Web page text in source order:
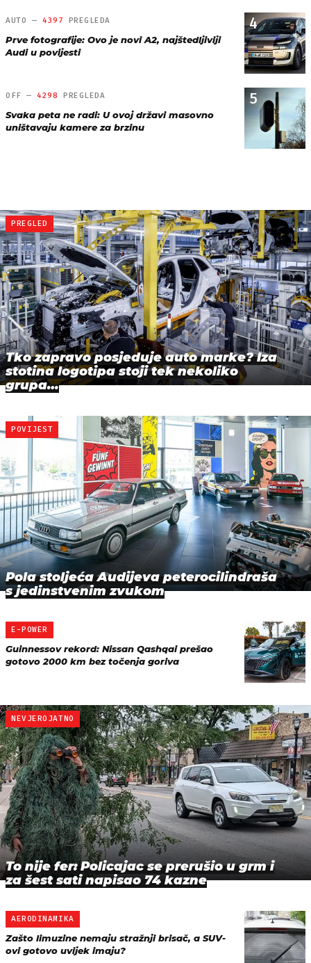
4
AUTO — 4397 PREGLEDA
Prve fotografije: Ovo je novi A2, najštedljiviji
Audi u povijesti
5
OFF —4298 PREGLEDA
Svaka peta ne radi: U ovoj državi masovno
uništavaju kamere za brzinu
PREGLED
Tko zapravo posjeduje auto marke? Iza
stotina logotipa stoji tek nekoliko
grupa…
POVIJEST
Pola stoljeća Audijeva peterocilindraša
s jedinstvenim zvukom
E-POWER
Guinnessov rekord: Nissan Qashqai prešao
gotovo 2000 km bez točenja goriva
NEVJEROJATNO
To nije fer: Policajac se prerušio u grm i
za šest sati napisao 74 kazne
AERODINAMIKA
Zašto limuzine nemaju stražnji brisač, a SUV-
ovi gotovo uvijek imaju?